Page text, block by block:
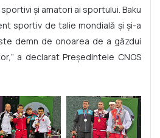
și amatori ai sportului. Baku
sportiv de talie mondială și și-a
demn de onoarea de a găzdui
a declarat Președintele CNOS